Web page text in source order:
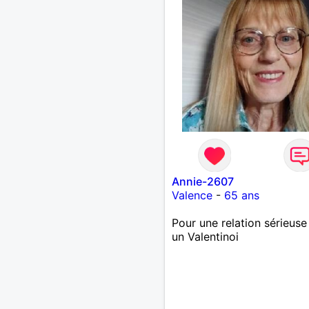
Annie-2607
Valence- 65 ans
Pour une relation
un Valentinoi